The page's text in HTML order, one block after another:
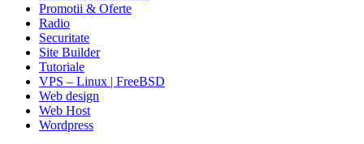
Promotii & Oferte
Radio
Securitate
Site Builder
Tutoriale
VPS – Linux | FreeBSD
Web design
Web Host
Wordpress